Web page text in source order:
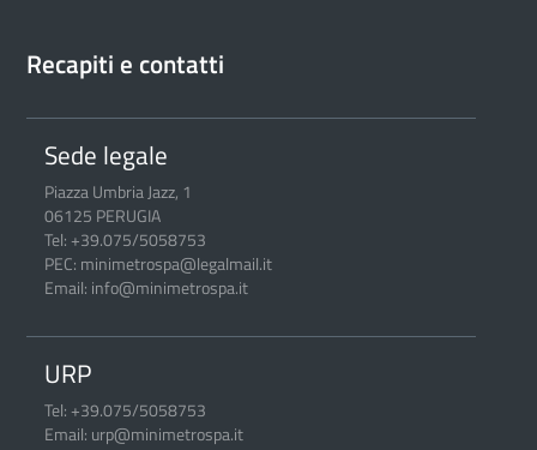
Recapiti e contatti
Sede legale
Piazza Umbria Jazz, 1
06125 PERUGIA
Tel: +39.075/5058753
PEC: minimetrospa@legalmail.it
Email: info@minimetrospa.it
URP
Tel: +39.075/5058753
Email: urp@minimetrospa.it